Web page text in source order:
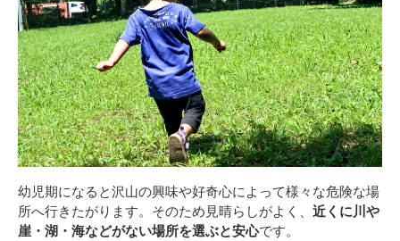
幼児期になると沢山の興味や好奇心によって様々な危険な場
所へ行きたがります。そのため見晴らしがよく、 近くに川や
崖・湖・海などがない場所を選ぶと安心です。